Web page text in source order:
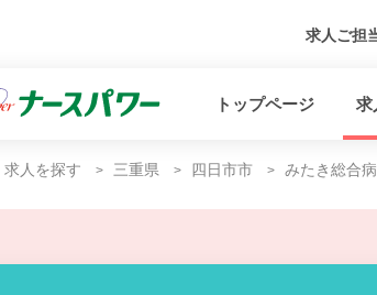
求人ご担
トップページ 求
求人を探す 三重県 四日市市 みたき総合